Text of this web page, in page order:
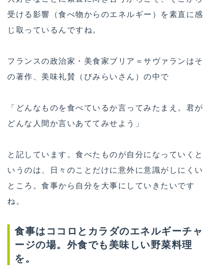
受ける影響（食べ物からのエネルギー）を素直に感
じ取っているんですね。
フランスの政治家・美食家ブリア＝サヴァランはそ
の著作、美味礼賛（びみらいさん）の中で
「どんなものを食べているか言ってみたまえ。君が
どんな人間か言いあててみせよう」
と記しています。食べたものが自分になっていくと
いうのは、日々のことだけに意外に意識がしにくい
ところ。食事から自分を大事にしていきたいです
ね。
食事はココロとカラダのエネルギーチャ
ージの場。外食でも美味しい野菜料理
を。